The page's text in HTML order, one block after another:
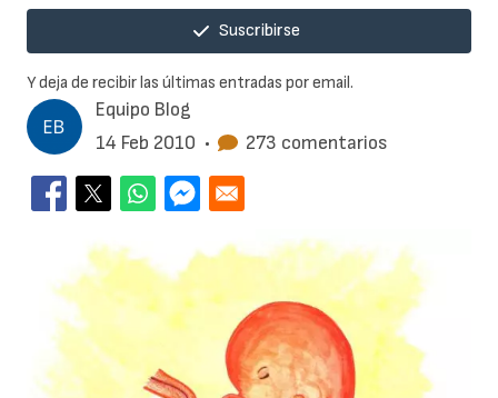
Equipo Blog
14 Feb 2010 • 273 comentarios
Suscribirse
Y deja de recibir las últimas entradas por email.